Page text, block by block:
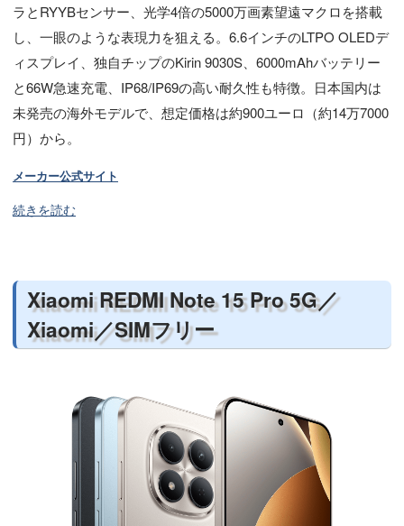
ラとRYYBセンサー、光学4倍の5000万画素望遠マクロを搭載
し、一眼のような表現力を狙える。6.6インチのLTPO OLEDデ
ィスプレイ、独自チップのKirin 9030S、6000mAhバッテリー
と66W急速充電、IP68/IP69の高い耐久性も特徴。日本国内は
未発売の海外モデルで、想定価格は約900ユーロ（約14万7000
円）から。
メーカー公式サイト
続きを読む
Xiaomi REDMI Note 15 Pro 5G／
Xiaomi／SIMフリー